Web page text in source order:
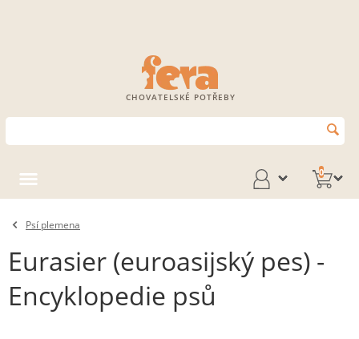
CHOVATELSKÉ POTŘEBY
0
Psí plemena
Eurasier (euroasijský pes) -
Encyklopedie psů